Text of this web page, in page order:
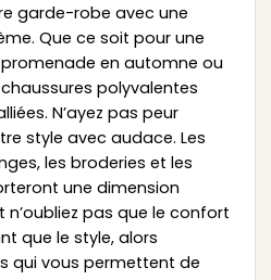
garde-robe avec une
Que ce soit pour une
en automne ou
polyvalentes
N’ayez pas peur
style avec audace. Les
les broderies et les
une dimension
n’oubliez pas que le confort
que le style, alors
qui vous permettent de